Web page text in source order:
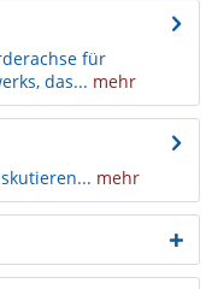
für
das... mehr
mehr